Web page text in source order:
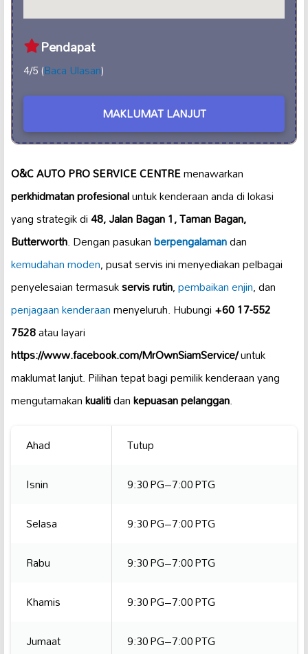
Pendapat
4/5 (Baca Ulasan)
MAKLUMAT LANJUT
O&C AUTO PRO SERVICE CENTREmenawarkan
perkhidmatan profesionaluntuk kenderaan anda di lokasi
yang strategik di48, Jalan Bagan 1, Taman Bagan,
Butterworth. Dengan pasukanberpengalamandan
kemudahan moden, pusat servis ini menyediakan pelbagai
penyelesaian termasukservis rutin,pembaikan enjin, dan
penjagaan kenderaanmenyeluruh. Hubungi+60 17-552
7528atau layari
https://www.facebook.com/MrOwnSiamService/untuk
maklumat lanjut. Pilihan tepat bagi pemilik kenderaan yang
mengutamakankualitidankepuasan pelanggan.
Ahad
Tutup
Isnin
9:30 PG–7:00 PTG
Selasa
9:30 PG–7:00 PTG
Rabu
9:30 PG–7:00 PTG
Khamis
9:30 PG–7:00 PTG
Jumaat
9:30 PG–7:00 PTG